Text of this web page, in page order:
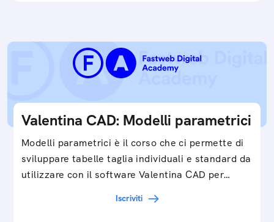
Valentina CAD: Modelli parametrici
Modelli parametrici è il corso che ci permette di
sviluppare tabelle taglia individuali e standard da
utilizzare con il software Valentina CAD per…
Iscriviti